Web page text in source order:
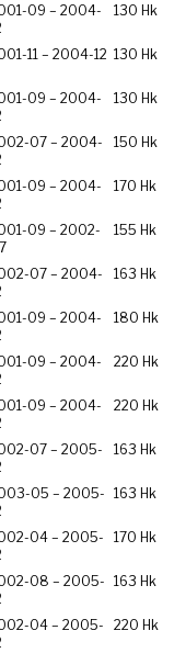
09 – 2004-
130 Hk
11 – 2004-12 130 Hk
09 – 2004-
130 Hk
07 – 2004-
150 Hk
09 – 2004-
170 Hk
09 – 2002-
155 Hk
07 – 2004-
163 Hk
09 – 2004-
180 Hk
09 – 2004-
220 Hk
09 – 2004-
220 Hk
07 – 2005-
163 Hk
05 – 2005-
163 Hk
04 – 2005-
170 Hk
08 – 2005-
163 Hk
04 – 2005-
220 Hk